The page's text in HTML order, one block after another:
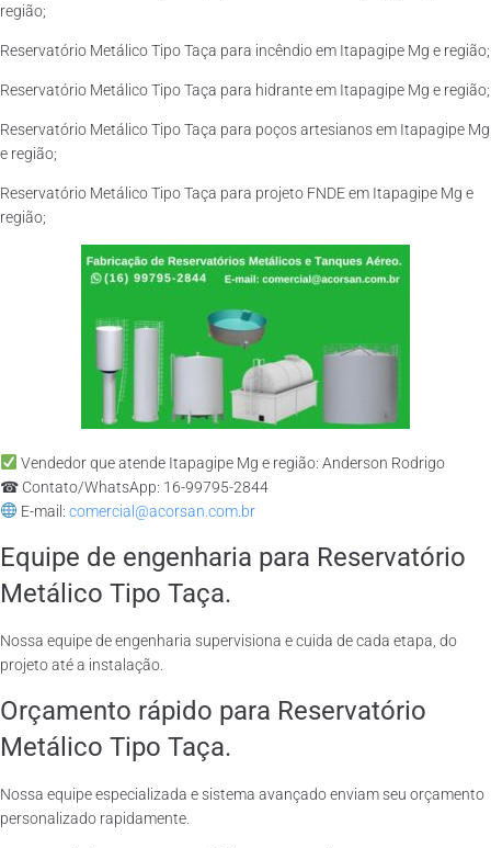
região;
Reservatório Metálico Tipo Taça para incêndio em Itapagipe Mg e região;
Reservatório Metálico Tipo Taça para hidrante em Itapagipe Mg e região;
Reservatório Metálico Tipo Taça para poços artesianos em Itapagipe Mg
e região;
Reservatório Metálico Tipo Taça para projeto FNDE em Itapagipe Mg e
região;
Vendedor que atende Itapagipe Mg e região: Anderson Rodrigo
☎ Contato/WhatsApp: 16-99795-2844
E-mail: comercial@acorsan.com.br
Equipe de engenharia para Reservatório
Metálico Tipo Taça.
Nossa equipe de engenharia supervisiona e cuida de cada etapa, do
projeto até a instalação.
Orçamento rápido para Reservatório
Metálico Tipo Taça.
Nossa equipe especializada e sistema avançado enviam seu orçamento
personalizado rapidamente.